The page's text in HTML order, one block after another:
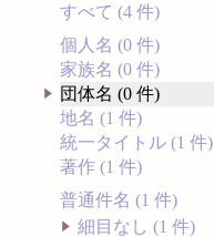
すべて (4 件)
個人名 (0 件)
家族名 (0 件)
団体名 (0 件)
地名 (1 件)
統一タイトル (1 件)
著作 (1 件)
普通件名 (1 件)
細目なし (1 件)